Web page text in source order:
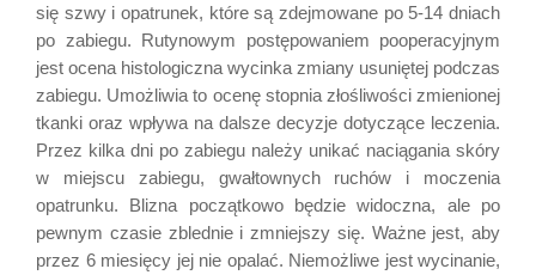
się szwy i opatrunek, które są zdejmowane po 5-14 dniach
po zabiegu. Rutynowym postępowaniem pooperacyjnym
jest ocena histologiczna wycinka zmiany usuniętej podczas
zabiegu. Umożliwia to ocenę stopnia złośliwości zmienionej
tkanki oraz wpływa na dalsze decyzje dotyczące leczenia.
Przez kilka dni po zabiegu należy unikać naciągania skóry
w miejscu zabiegu, gwałtownych ruchów i moczenia
opatrunku. Blizna początkowo będzie widoczna, ale po
pewnym czasie zblednie i zmniejszy się. Ważne jest, aby
przez 6 miesięcy jej nie opalać. Niemożliwe jest wycinanie,